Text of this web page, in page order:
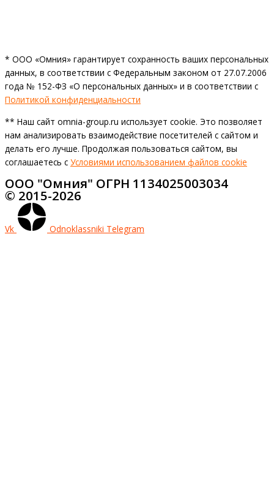
* ООО «Омния» гарантирует сохранность ваших персональных
данных, в соответствии с Федеральным законом от 27.07.2006
года № 152-ФЗ «О персональных данных» и в соответствии с
Политикой конфиденциальности
** Наш сайт omnia-group.ru использует cookie. Это позволяет
нам анализировать взаимодействие посетителей с сайтом и
делать его лучше. Продолжая пользоваться сайтом, вы
соглашаетесь с Условиями использованием файлов cookie
ООО "Омния" ОГРН 1134025003034
© 2015-2026
Vk Odnoklassniki Telegram